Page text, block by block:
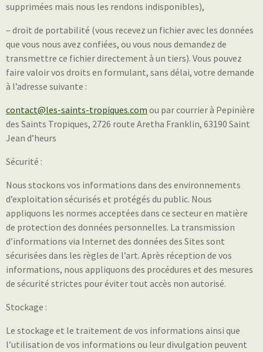
supprimées mais nous les rendons indisponibles),
– droit de portabilité (vous recevez un fichier avec les données
que vous nous avez confiées, ou vous nous demandez de
transmettre ce fichier directement à un tiers). Vous pouvez
faire valoir vos droits en formulant, sans délai, votre demande
à l’adresse suivante :
contact@les-saints-tropiques.com ou par courrier à Pepinière
des Saints Tropiques, 2726 route Aretha Franklin, 63190 Saint
Jean d’heurs
Sécurité :
Nous stockons vos informations dans des environnements
d’exploitation sécurisés et protégés du public. Nous
appliquons les normes acceptées dans ce secteur en matière
de protection des données personnelles. La transmission
d’informations via Internet des données des Sites sont
sécurisées dans les règles de l’art. Après réception de vos
informations, nous appliquons des procédures et des mesures
de sécurité strictes pour éviter tout accès non autorisé.
Stockage :
Le stockage et le traitement de vos informations ainsi que
l’utilisation de vos informations ou leur divulgation peuvent